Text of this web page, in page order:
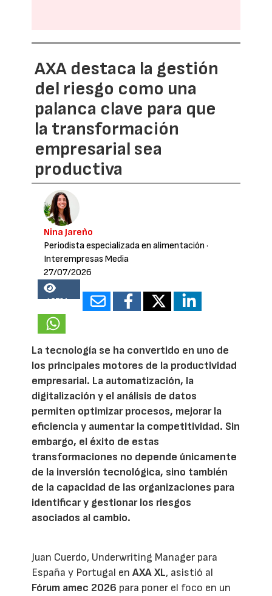
AXA destaca la gestión
del riesgo como una
palanca clave para que
la transformación
empresarial sea
productiva
Nina Jareño
Periodista especializada en alimentación ·
Interempresas Media
27/07/2026
15781
La tecnología se ha convertido en uno de
los principales motores de la productividad
empresarial. La automatización, la
digitalización y el análisis de datos
permiten optimizar procesos, mejorar la
eficiencia y aumentar la competitividad. Sin
embargo, el éxito de estas
transformaciones no depende únicamente
de la inversión tecnológica, sino también
de la capacidad de las organizaciones para
identificar y gestionar los riesgos
asociados al cambio.
Juan Cuerdo, Underwriting Manager para
España y Portugal enAXA XL, asistió al
Fórum amec 2026 para poner el foco en un